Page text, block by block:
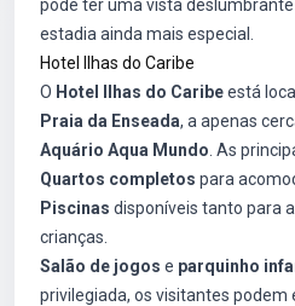
pode ter uma vista
estadia ainda mais especial.
Hotel Ilhas do Caribe
O Hotel Ilhas do Caribeestá
Praia da Enseada, a apenas
Aquário Aqua Mundo . As
Quartos completos para
Piscinas disponíveis tanto para
crianças.
Salão de jogos e parquinho
privilegiada, os visitantes podem